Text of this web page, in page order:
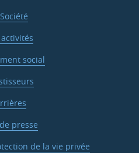
social
presse
de la vie privée